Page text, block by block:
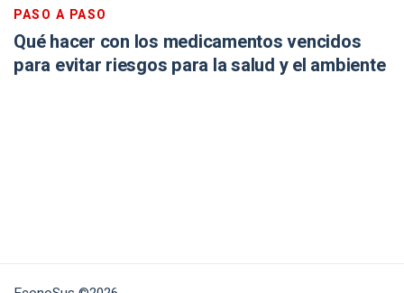
PASO A PASO
Qué hacer con los medicamentos vencidos
para evitar riesgos para la salud y el ambiente